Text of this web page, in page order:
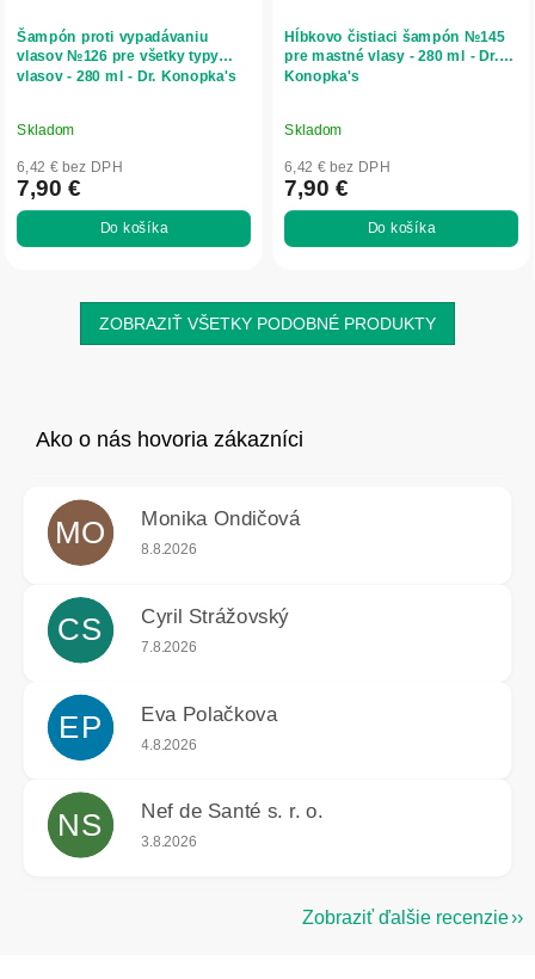
Šampón proti vypadávaniu
vlasov №126 pre všetky typy
vlasov - 280 ml - Dr. Konopka's
Skladom
6,42 € bez DPH
7,90 €
Do košíka
Hĺbkovo čistiaci šampón №145
pre mastné vlasy - 280 ml - Dr.
Konopka's
Skladom
6,42 € bez DPH
7,90 €
Do košíka
ZOBRAZIŤ VŠETKY PODOBNÉ PRODUKTY
MO Monika Ondičová
Hodnotenie obchodu je 5 z 5 hviezdičiek.
8.8.2026
CS Cyril Strážovský
Hodnotenie obchodu je 5 z 5 hviezdičiek.
7.8.2026
EP Eva Polačkova
Hodnotenie obchodu je 5 z 5 hviezdičiek.
4.8.2026
NS Nef de Santé s. r. o.
Hodnotenie obchodu je 5 z 5 hviezdičiek.
3.8.2026
Zobraziť ďalšie recenzie